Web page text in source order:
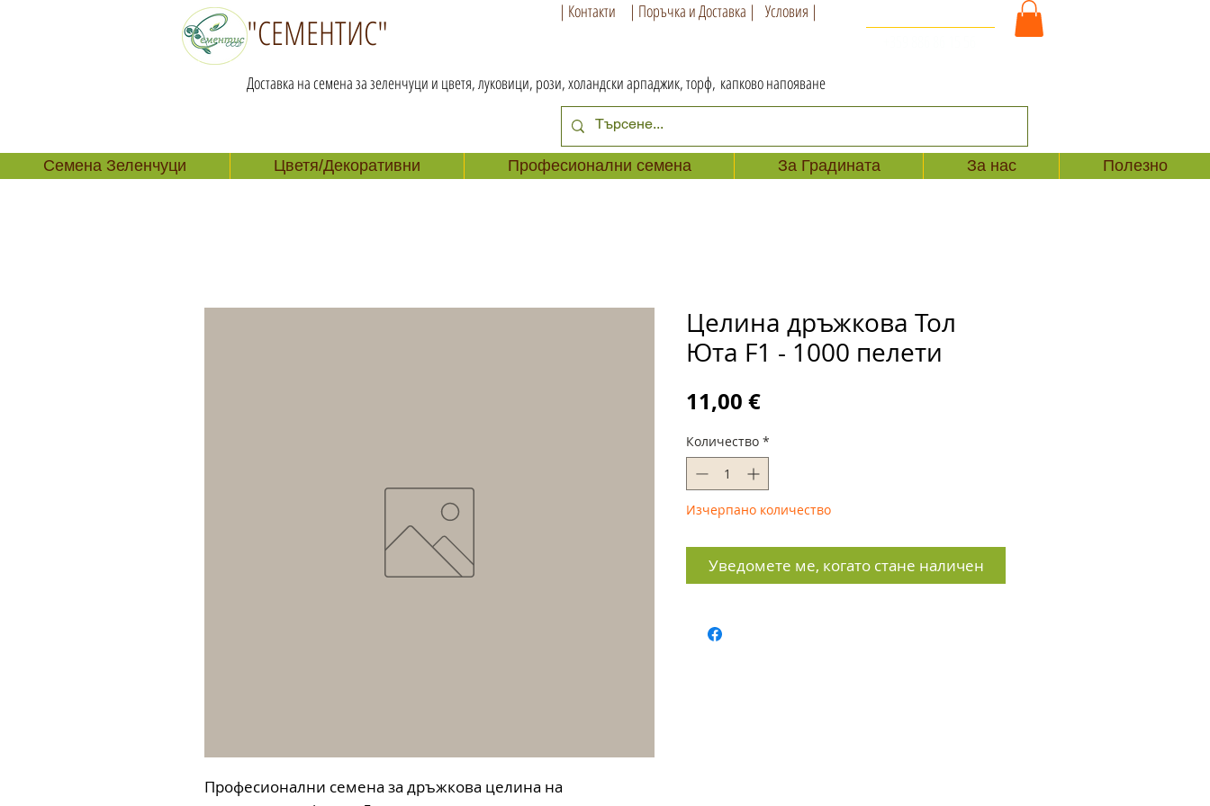
"СЕМЕНТИС"
Доставка на семена за зеленчуци и цветя, луковици, рози, холандски арпаджик, торф, капково напояване
| Поръчка и Доставка |
| Контакти Условия |
Семена Зеленчуци Цветя/Декоративни Професионални семена За Градината За нас Полезно
Професионални семена за дръжкова целина на
Целина дръжкова Тол
Юта F1 - 1000 пелети
11,00 €Цена
Количество *
Изчерпано количество
Уведомете ме, когато стане наличен